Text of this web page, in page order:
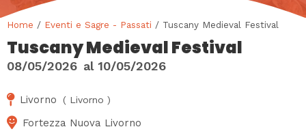
Home / Eventi e Sagre - Passati / Tuscany Medieval Festival
Tuscany Medieval Festival
08/05/2026 al 10/05/2026
Livorno ( Livorno )
Fortezza Nuova Livorno